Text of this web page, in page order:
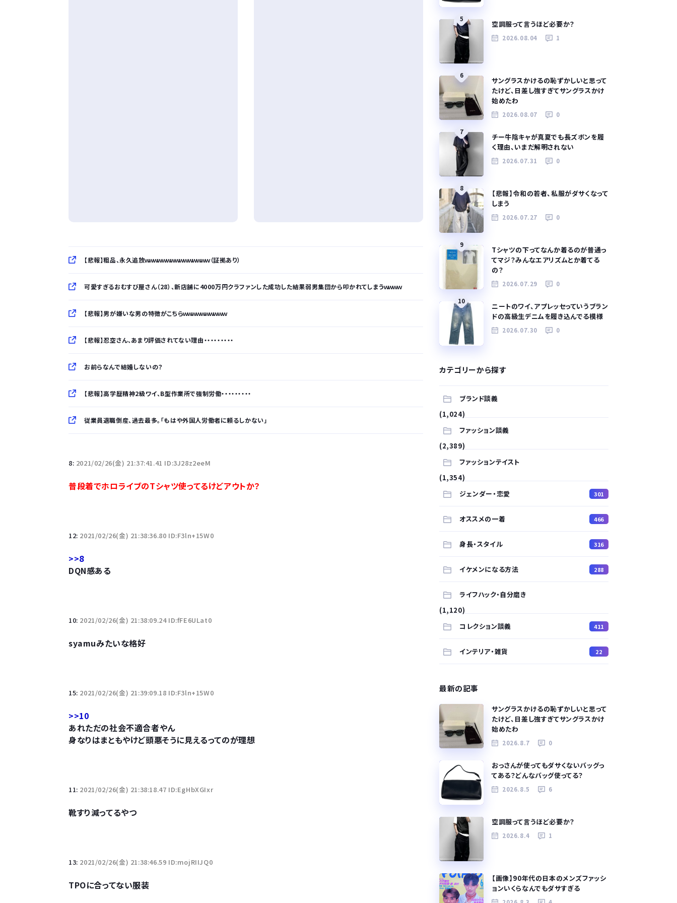
【悲報】粗品、永久追放ｗｗｗｗｗｗｗｗｗｗｗｗｗｗｗ（証拠あり）
可愛すぎるおむすび屋さん（28）、新店舗に4000万円クラファンした成功した結果弱男集団から叩かれてしまうｗｗｗｗ
【悲報】男が嫌いな男の特徴がこちらｗｗｗｗｗｗｗｗｗｗ
【悲報】忍空さん、あまり評価されてない理由・・・・・・・・・
お前らなんで結婚しないの？
【悲報】高学歴精神2級ワイ、B型作業所で強制労働・・・・・・・・・
従業員退職倒産、過去最多。「もはや外国人労働者に頼るしかない」
8: 2021/02/26(金) 21:37:41.41 ID:3J28z2eeM
普段着でホロライブのTシャツ使ってるけどアウトか？
12: 2021/02/26(金) 21:38:36.80 ID:F3ln+15W0
>>8
DQN感ある
10: 2021/02/26(金) 21:38:09.24 ID:fFE6ULat0
syamuみたいな格好
15: 2021/02/26(金) 21:39:09.18 ID:F3ln+15W0
>>10
あれただの社会不適合者やん
身なりはまともやけど頭悪そうに見えるってのが理想
11: 2021/02/26(金) 21:38:18.47 ID:EgHbXGIxr
靴すり減ってるやつ
13: 2021/02/26(金) 21:38:46.59 ID:mojRIIJQ0
TPOに合ってない服装
5
空調服って言うほど必要か？
2026.08.04 1
6
サングラスかけるの恥ずかしいと思って
たけど、日差し強すぎてサングラスかけ
始めたわ
2026.08.07 0
7
チー牛陰キャが真夏でも長ズボンを履
く理由、いまだ解明されない
2026.07.31 0
8
【悲報】令和の若者、私服がダサくなって
しまう
2026.07.27 0
9
Tシャツの下ってなんか着るのが普通っ
てマジ？みんなエアリズムとか着てる
の？
2026.07.29 0
10
ニートのワイ、アプレッセっていうブラン
ドの高級生デニムを履き込んでる模様
2026.07.30 0
カテゴリーから探す
ブランド談義
(1,024)
ファッション談義
(2,389)
ファッションテイスト
(1,354)
ジェンダー・恋愛
301
オススメの一着 466
身長・スタイル 316
イケメンになる方法 288
ライフハック・自分磨き
(1,120)
コレクション談義
411
インテリア・雑貨 22
最新の記事
サングラスかけるの恥ずかしいと思って
たけど、日差し強すぎてサングラスかけ
始めたわ
2026.8.7 0
おっさんが使ってもダサくないバッグっ
てある？どんなバッグ使ってる？
2026.8.5 6
空調服って言うほど必要か？
2026.8.4 1
【画像】90年代の日本のメンズファッシ
ョンいくらなんでもダサすぎる